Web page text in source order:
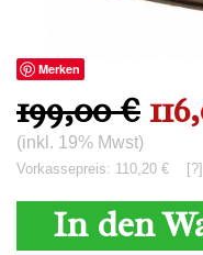
Merken
199,00 €
(inkl. 19% Mwst)
Vorkassepreis: 110,20 € [?]
In den